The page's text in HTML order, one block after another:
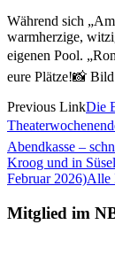
Während sich
warmherzige,
eigenen Pool.
eure Plätze!📸
Previous LinkDie
Abendkasse –
Kroog und in
Februar 2026)Alle
Mitglied im